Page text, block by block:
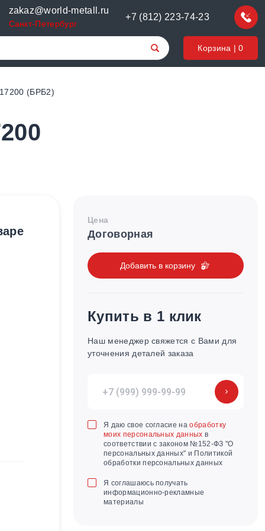
zakaz@world-metall.ru
Санкт-Петербург
+7 (812) 223-74-23
Корзина |0
(БРБ2)
Цена
Договорная
Добавить в корзину
Купить в 1 клик
Наш менеджер свяжется с Вами для
уточнения деталей заказа
Я даю свое согласие наобработку
моих персональных данных в
соответствии с законом №152-ФЗ "О
персональных данных" и Политикой
обработки персональных данных
Я соглашаюсь получать
информационно-рекламные
материалы